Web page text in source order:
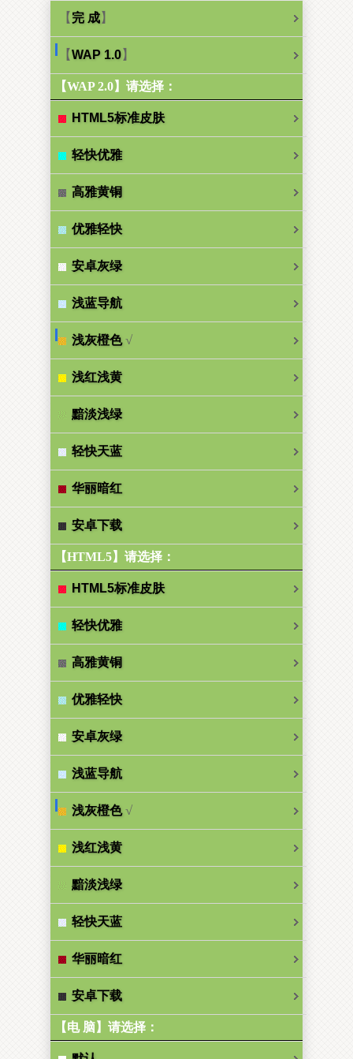
【 完 成】
【WAP 1.0】
【WAP 2.0】请选择：
HTML5标准皮肤
轻快优雅
高雅黄铜
优雅轻快
安卓灰绿
浅蓝导航
浅灰橙色√
浅红浅黄
黯淡浅绿
轻快天蓝
华丽暗红
安卓下载
【HTML5】请选择：
HTML5标准皮肤
轻快优雅
高雅黄铜
优雅轻快
安卓灰绿
浅蓝导航
浅灰橙色√
浅红浅黄
黯淡浅绿
轻快天蓝
华丽暗红
安卓下载
【电 脑】请选择：